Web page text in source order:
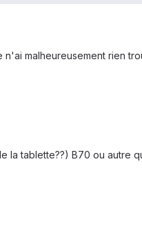
malheureusement rien
tablette??) B70 ou autre